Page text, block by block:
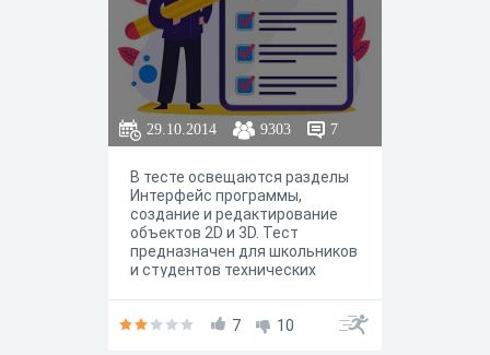
29.10.2014 9303 7
В тесте освещаются разделы
Интерфейс программы,
создание и редактирование
объектов 2D и 3D. Тест
предназначен для школьников
и студентов технических
средствами информационных
7 10